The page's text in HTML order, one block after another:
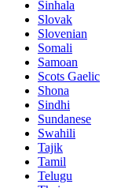
Sinhala
Slovak
Slovenian
Somali
Samoan
Scots Gaelic
Shona
Sindhi
Sundanese
Swahili
Tajik
Tamil
Telugu